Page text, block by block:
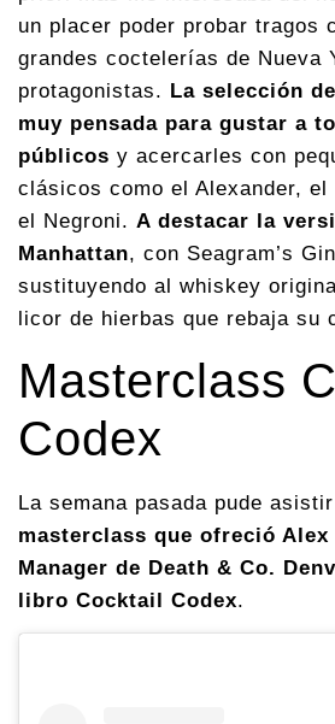
un placer poder probar tragos
grandes coctelerías de Nueva
protagonistas. La selección
muy pensada para gustar a
públicos y acercarles con
clásicos como el Alexander, el
el Negroni. A destacar la
Manhattan, con Seagram’s
sustituyendo al whiskey
licor de hierbas que rebaja su
Masterclass
Codex
La semana pasada pude
masterclass que ofreció
Manager de Death & Co.
libro Cocktail Codex.